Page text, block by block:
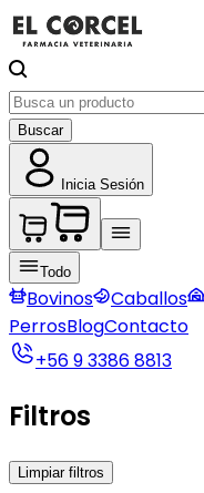
Buscar
Inicia Sesión
Todo
Bovinos Caballos
PerrosBlogContacto
+56 9 3386 8813
Filtros
Limpiar filtros